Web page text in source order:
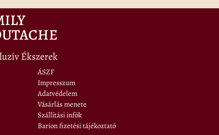
Ékszerek
ÁSZF
Impresszum
Adatvédelem
Vásárlás menete
Szállítási infók
Barion fizetési tájékoztató